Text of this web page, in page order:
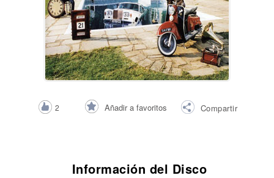
2 Añadir a favoritos Compartir
Información del Disco